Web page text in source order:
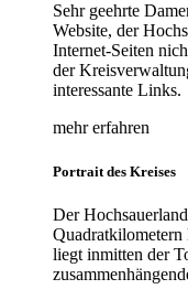
Sehr geehrte
Website, der
Internet-Seiten
der
interessante Links.
mehr erfahren
Portrait des Kreises
Der
Quadratkilometern
liegt inmitten der